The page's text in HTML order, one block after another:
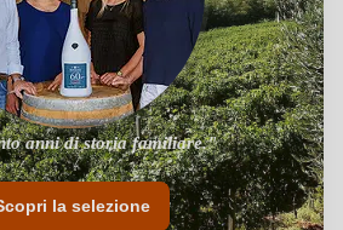
anni di storia familiare."
la selezione